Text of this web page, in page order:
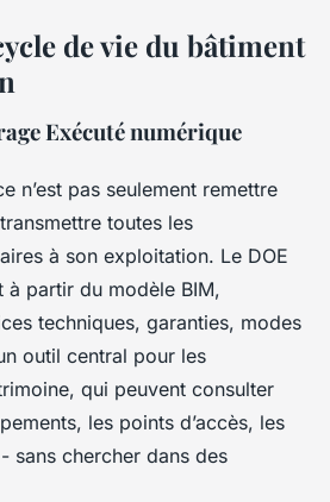
de vie du bâtiment
Exécuté numérique
n’est pas seulement remettre
toutes les
à son exploitation. Le DOE
à partir du modèle BIM,
techniques, garanties, modes
outil central pour les
qui peuvent consulter
les points d’accès, les
sans chercher dans des